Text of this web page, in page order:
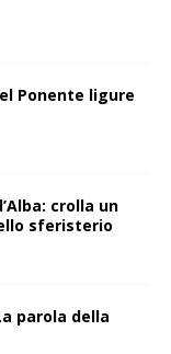
Ponente ligure
crolla un
sferisterio
parola della